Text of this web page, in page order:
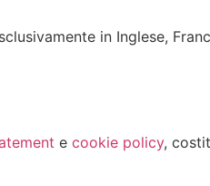
in Inglese,
e cookie policy,